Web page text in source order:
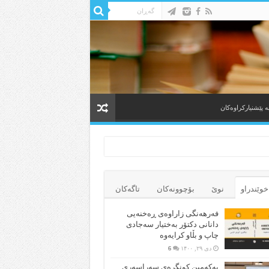
پێشنیارکراوه‌کان
نوێ بۆچوونه‌کان تاگەکان
فەرهەنگی زاراوەی ڕەخنەیی
دانانی دکتۆر بەختیار سەجادی
چاپ و بڵاو کرایەوە
دی ۲۹, ۱۴۰۰ 6
یەکەمین کونگرەی سەراسەری